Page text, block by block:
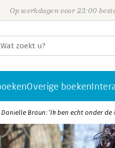
Op werkdagen voor 23:00
Overige boeken
Danielle Braun: ‘Ik ben echt onder